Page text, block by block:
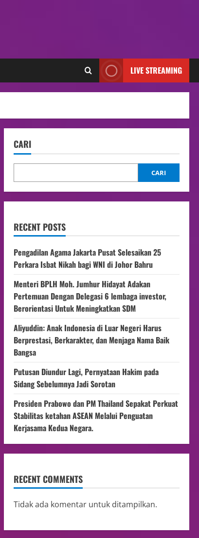
LIVE STREAMING
CARI
CARI
RECENT POSTS
Pengadilan Agama Jakarta Pusat Selesaikan 25
Perkara Isbat Nikah bagi WNI di Johor Bahru
Menteri BPLH Moh. Jumhur Hidayat Adakan
Pertemuan Dengan Delegasi 6 lembaga investor,
Berorientasi Untuk Meningkatkan SDM
Aliyuddin: Anak Indonesia di Luar Negeri Harus
Berprestasi, Berkarakter, dan Menjaga Nama Baik
Bangsa
Putusan Diundur Lagi, Pernyataan Hakim pada
Sidang Sebelumnya Jadi Sorotan
Presiden Prabowo dan PM Thailand Sepakat Perkuat
Stabilitas ketahan ASEAN Melalui Penguatan
Kerjasama Kedua Negara.
RECENT COMMENTS
Tidak ada komentar untuk ditampilkan.